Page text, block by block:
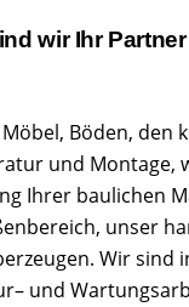
wir Ihr
Böden, den
und Montage,
Ihrer baulichen
unser
Wir sind
und